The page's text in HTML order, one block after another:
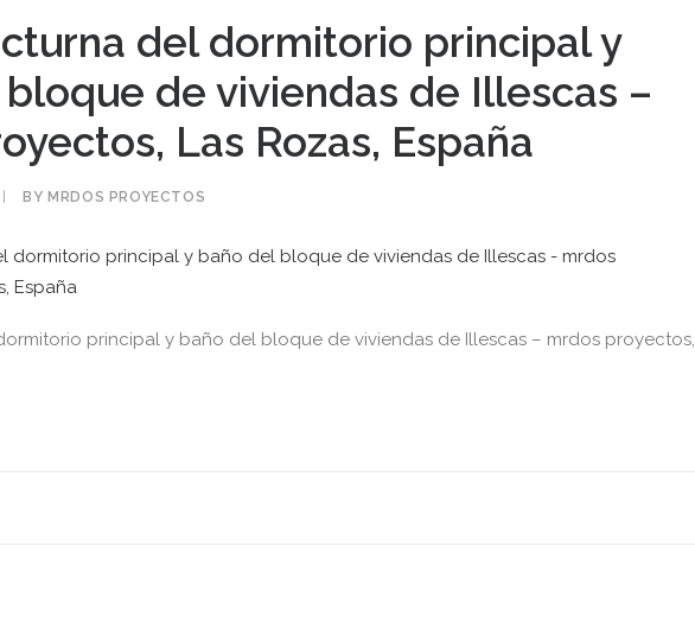
del dormitorio principal y
de viviendas de Illescas –
Las Rozas, España
BY MRDOS PROYECTOS
principal y baño del bloque de viviendas de Illescas – mrdos proyectos,